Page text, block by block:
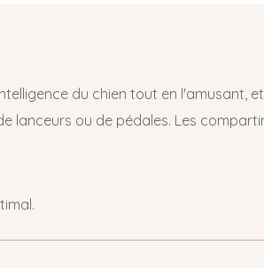
du chien tout en l'amusant,
lanceurs ou de pédales. Les